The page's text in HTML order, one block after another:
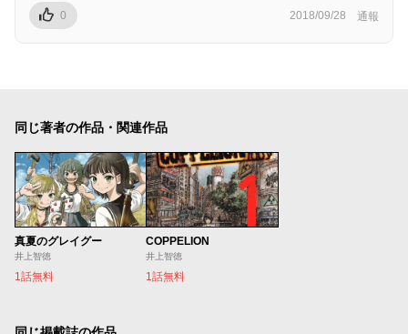
0 2018/09/28 通報
同じ著者の作品・関連作品
真夏のグレイグー
井上智徳
1話無料
COPPELION
井上智徳
1話無料